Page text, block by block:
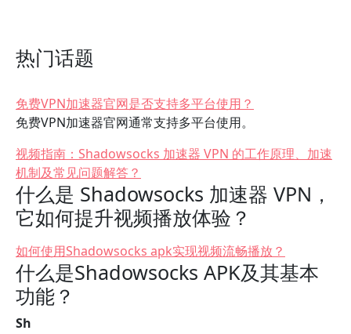
热门话题
免费VPN加速器官网是否支持多平台使用？
免费VPN加速器官网通常支持多平台使用。
视频指南：Shadowsocks 加速器 VPN 的工作原理、加速
机制及常见问题解答？
什么是 Shadowsocks 加速器 VPN，
它如何提升视频播放体验？
如何使用Shadowsocks apk实现视频流畅播放？
什么是Shadowsocks APK及其基本
功能？
Sh